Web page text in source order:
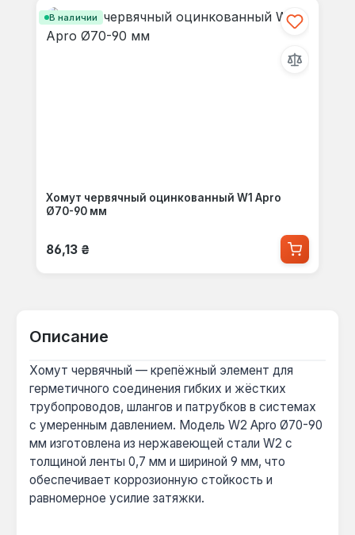
В наличии
Хомут червячный оцинкованный W1 Apro
Ø70-90 мм
Обычная цена:
86,13 ₴
Описание
Хомут червячный — крепёжный элемент для
герметичного соединения гибких и жёстких
трубопроводов, шлангов и патрубков в системах
с умеренным давлением. Модель W2 Apro Ø70-90
мм изготовлена из нержавеющей стали W2 с
толщиной ленты 0,7 мм и шириной 9 мм, что
обеспечивает коррозионную стойкость и
равномерное усилие затяжки.